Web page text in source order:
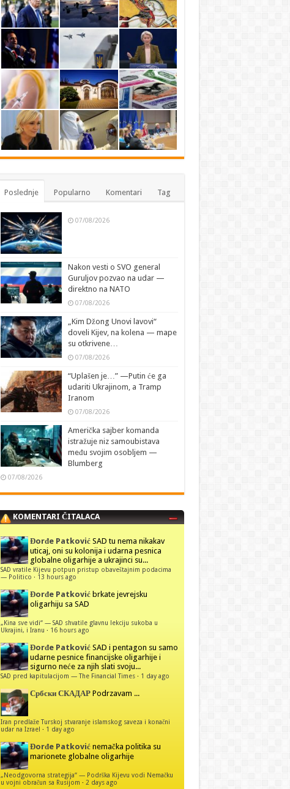
Poslednje Popularno Komentari Tag
07/08/2026
Nakon vesti o SVO general
Guruljov pozvao na udar —
direktno na NATO
07/08/2026
„Kim Džong Unovi lavovi“
doveli Kijev, na kolena — mape
su otkrivene…
07/08/2026
“Uplašen je…” —Putin će ga
udariti Ukrajinom, a Tramp
Iranom
07/08/2026
Američka sajber komanda
istražuje niz samoubistava
među svojim osobljem —
Blumberg
07/08/2026
KOMENTARI ČITALACA
Đorđe Patković SAD tu nema nikakav
uticaj, oni su kolonija i udarna pesnica
globalne oligarhije a ukrajinci su...
SAD vratile Kijevu potpun pristup obaveštajnim podacima
— Politico · 13 hours ago
Đorđe Patković brkate jevrejsku
oligarhiju sa SAD
„Kina sve vidi“ — SAD shvatile glavnu lekciju sukoba u
Ukrajini, i Iranu · 16 hours ago
Đorđe Patković SAD i pentagon su samo
udarne pesnice financijske oligarhije i
sigurno neće za njih slati svoju...
SAD pred kapitulacijom — The Financial Times· 1 day ago
Србски СКАДАР Podrzavam ...
Iran predlaže Turskoj stvaranje islamskog saveza i konačni
udar na Izrael · 1 day ago
Đorđe Patković nemačka politika su
marionete globalne oligarhije
„Neodgovorna strategija“ — Podrška Kijevu vodi Nemačku
u vojni obračun sa Rusijom · 2 days ago